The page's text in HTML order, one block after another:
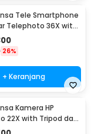
Tele Smartphone
Telephoto 36X with
36XCR50
26%
+ Keranjang
Kamera HP
22X with Tripod dan
- APL-22XZJ